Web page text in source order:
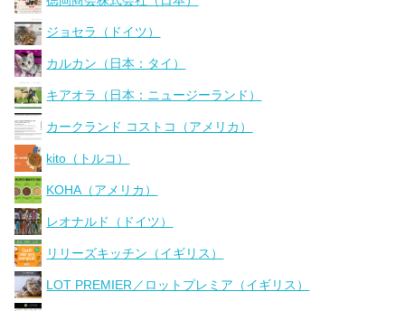
ジョセラ（ドイツ）
カルカン（日本：タイ）
キアオラ（日本：ニュージーランド）
カークランド コストコ（アメリカ）
kito（トルコ）
KOHA（アメリカ）
レオナルド（ドイツ）
リリーズキッチン（イギリス）
LOT PREMIER／ロットプレミア（イギリス）